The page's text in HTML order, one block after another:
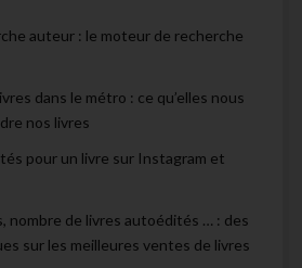
auteur : le moteur de recherche
dans le métro : ce qu’elles nous
nos livres
pour un livre sur Instagram et
nombre de livres autoédités … : des
sur les meilleures ventes de livres